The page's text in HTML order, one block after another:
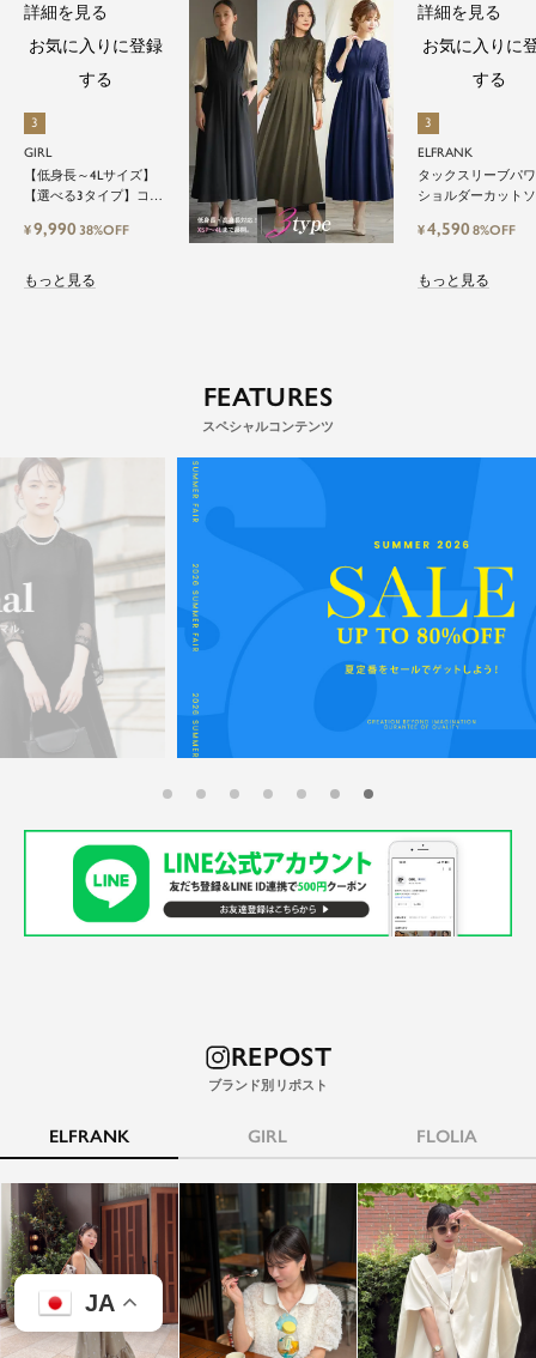
JA
ドキャミワンピースセ
ピース
GIRL
【低身長～4Lサイズ】
【選べる3タイプ】コン
キーネック結婚式ワン
¥9,99038%OFF
詳細を見る
お気に入りに登録
する
もっと見る
ELFRANK
タックスリーブパ
ショルダーカット
¥4,5908%OFF
詳細を見る
お気に入りに
する
もっと見る
FEATURES
REPOST
ELFRANK GIRL FLOLIA